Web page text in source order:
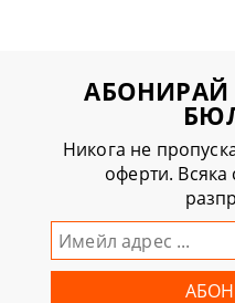
АБОНИРАЙ
Никога не
оферти.